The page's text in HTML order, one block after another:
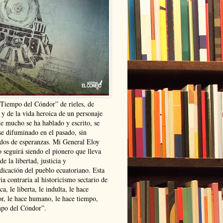
del Cóndor” de rieles, de
y de la vida heroica de un personaje
mucho se ha hablado y escrito, se
difuminado en el pasado, sin
de esperanzas. Mi General Eloy
siendo el pionero que lleva
la libertad, justicia y
del pueblo ecuatoriano. Esta
contraria al historicismo sectario de
le liberta, le indulta, le hace
le hace humano, le hace tiempo,
del Cóndor”.